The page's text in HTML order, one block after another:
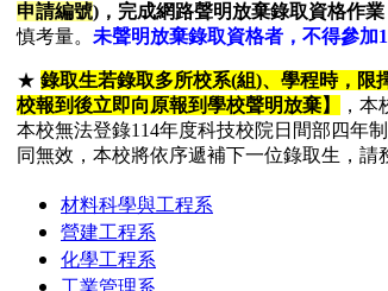
申請編號)，完成網路聲明放棄錄取資格作
慎考量。 未聲明放棄錄取資格者，不得參加
★ 錄取生若錄取多所校系(組)、學程時，限
校報到後立即向原報到學校聲明放棄】
，
本校無法登錄114年度科技校院日間部四年
同無效，本校將依序遞補下一位錄取生，請
材料科學與工程系
營建工程系
化學工程系